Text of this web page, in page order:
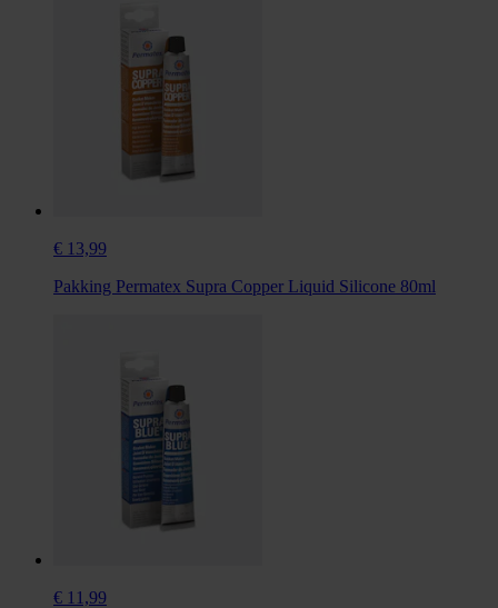
€ 13,99
Pakking Permatex Supra Copper Liquid Silicone 80ml
€ 11,99